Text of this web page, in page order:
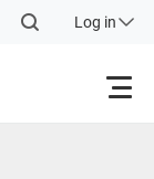
Log in